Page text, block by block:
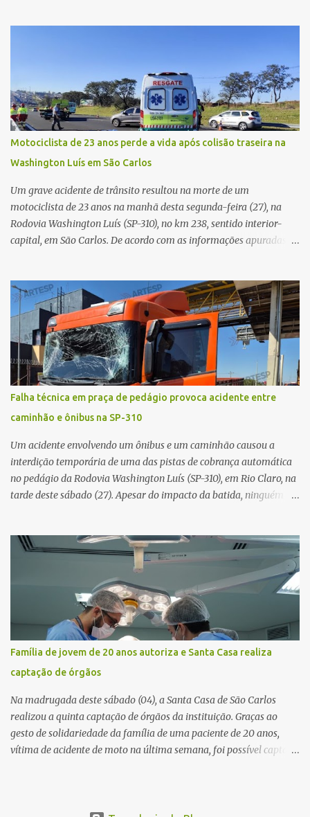
o Sistema Único de Saúde (SUS). Nos últimos anos, o Governo
Federal tem ampliado investimentos destinados ao fortalecimento
da atenção básica, da infraestrutura hospitalar e da
regionalização dos serviços de saúde. Entretanto, em um cenário
de demandas crescentes e recursos necessariamente limitados, a
principal missão da gestão pública não é apenas investir mais,
mas decidir melhor onde investir para produzir o maior benefício
possível à população. Essa reflexão encontra respaldo tanto na
teoria da admini...
Motociclista de 23 anos perde a vida após colisão traseira na
Washington Luís em São Carlos
Um grave acidente de trânsito resultou na morte de um
motociclista de 23 anos na manhã desta segunda-feira (27), na
Rodovia Washington Luís (SP-310), no km 238, sentido interior-
capital, em São Carlos. De acordo com as informações apuradas no
veículo, o trânsito estava lento e congestionado devido a obras
realizadas na rodovia, momento em que ocorreu o impacto. Com
a violência da colisão, o motociclista foi arremessado ao solo.
Testemunhas relataram que o capacete teria se desprendido
durante o acidente. O jovem sofreu ferimentos gravíssimos e
morreu ainda no local. Equipes de resgate e de atendimento da
concessionária responsável pela rodovia foram acionadas e
realizaram a sinalização da via, além de prestarem socorro à
vítima. No entanto, o óbito foi constatado ainda no local do
acidente. A Polícia Militar Rodoviária compareceu para o registro
da ocorrência...
Falha técnica em praça de pedágio provoca acidente entre
caminhão e ônibus na SP-310
Um acidente envolvendo um ônibus e um caminhão causou a
interdição temporária de uma das pistas de cobrança automática
no pedágio da Rodovia Washington Luís (SP-310), em Rio Claro, na
tarde deste sábado (27). Apesar do impacto da batida, ninguém
Controle Operacional (CCO) da concessionária Eixo SP, o acidente
aconteceu devido a uma falha técnica na praça de cobrança.
Dinâmica do acidente De acordo com o relato do motorista do
ônibus (modelo M. Benz/Busscar), ao entrar na pista de cobrança
automática (AVI 20), a cancela eletrônica não realizou a abertura
automática, o que o obrigou a frear o veículo. Um caminhão
Scania P 360, que trafegava logo atrás, não conseguiu parar a
tempo e colidiu contra a traseira do ônibus. Apesar da interdição
parcial da praça de pedágio, a concessionária informou que não
houve registro de congestionamento significativo no trecho, ...
Família de jovem de 20 anos autoriza e Santa Casa realiza
captação de órgãos
Na madrugada deste sábado (04), a Santa Casa de São Carlos
realizou a quinta captação de órgãos da instituição. Graças ao
gesto de solidariedade da família de uma paciente de 20 anos,
vítima de acidente de moto na última semana, foi possível captar o